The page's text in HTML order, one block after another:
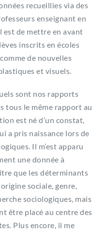
recueillies via des
enseignant en
est de mettre en avant
inscrits en écoles
de nouvelles
et visuels.
sont nos rapports
tous le même rapport au
est né d’un constat,
a pris naissance lors de
Il m’est apparu
une donnée à
que les déterminants
sociale, genre,
sociologiques, mais
être placé au centre des
Plus encore, il me